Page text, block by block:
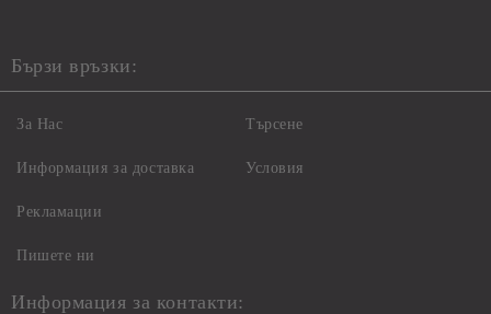
Бързи връзки:
За Нас
Информация за доставка
Рекламации
Пишете ни
Търсене
Условия
Информация за контакти: